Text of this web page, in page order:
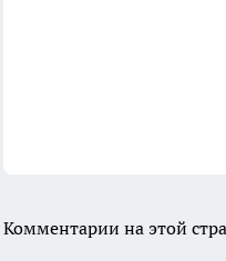
Комментарии на этой